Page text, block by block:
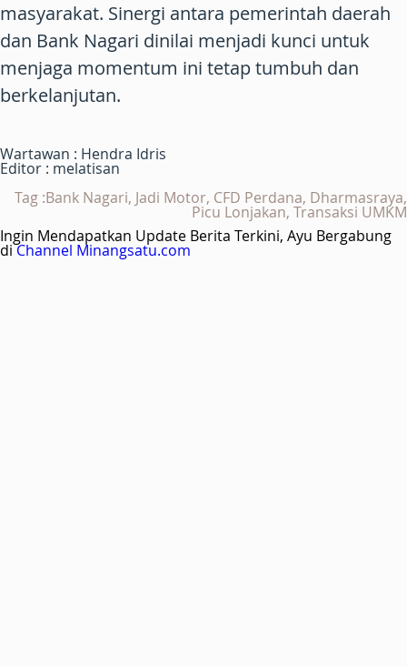
masyarakat. Sinergi antara pemerintah daerah
dan Bank Nagari dinilai menjadi kunci untuk
menjaga momentum ini tetap tumbuh dan
berkelanjutan.
Wartawan : Hendra Idris
Editor : melatisan
Tag :Bank Nagari, Jadi Motor, CFD Perdana, Dharmasraya,
Picu Lonjakan, Transaksi UMKM
Ingin Mendapatkan Update Berita Terkini, Ayu Bergabung
diChannel Minangsatu.com